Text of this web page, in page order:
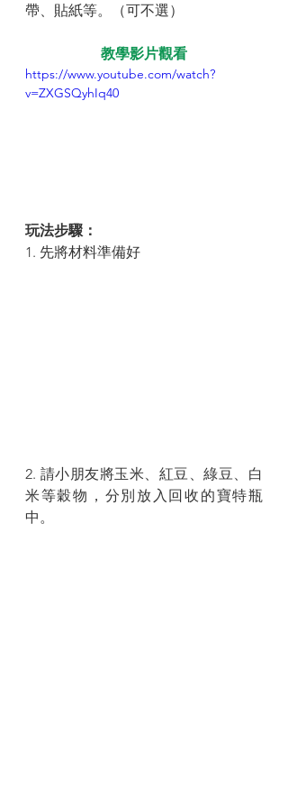
帶、貼紙等。（可不選）
教學影片觀看
https://www.youtube.com/watch?
v=ZXGSQyhIq40
玩法步驟：
1. 先將材料準備好
2. 請小朋友將玉米、紅豆、綠豆、白
米等穀物，分別放入回收的寶特瓶
中。